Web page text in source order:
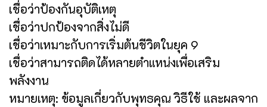
เชื่อว่าป้องกันอุบัติเหตุ
เชื่อว่าปกป้องจากสิ่งไม่ดี
เชื่อว่าเหมาะกับการเริ่มต้นชีวิตในยุค 9
เชื่อว่าสามารถติดได้หลายตำแหน่งเพื่อเสริม
พลังงาน
หมายเหตุ: ข้อมูลเกี่ยวกับพุทธคุณ วิธีใช้ และผลจาก